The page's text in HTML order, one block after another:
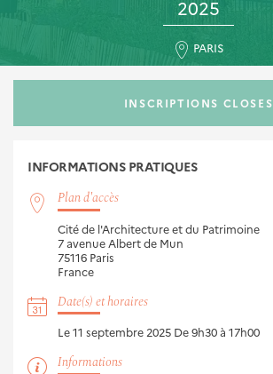
2025
PARIS
INSCRIPTIONS CLOSES
INFORMATIONS PRATIQUES
Plan d'accès
Cité de l'Architecture et du Patrimoine
7 avenue Albert de Mun
75116 Paris
France
Date(s) et horaires
Le 11 septembre 2025 De 9h30 à 17h00
Informations